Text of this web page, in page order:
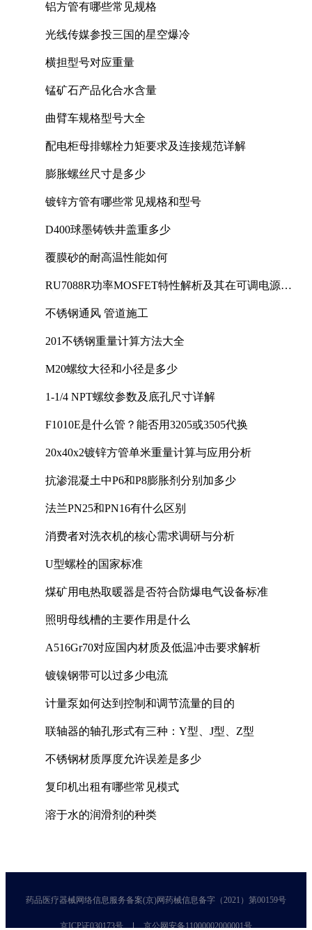
铝方管有哪些常见规格
光线传媒参投三国的星空爆冷
横担型号对应重量
锰矿石产品化合水含量
曲臂车规格型号大全
配电柜母排螺栓力矩要求及连接规范详解
膨胀螺丝尺寸是多少
镀锌方管有哪些常见规格和型号
D400球墨铸铁井盖重多少
覆膜砂的耐高温性能如何
RU7088R功率MOSFET特性解析及其在可调电源设
不锈钢通风 管道施工
201不锈钢重量计算方法大全
M20螺纹大径和小径是多少
1-1/4 NPT螺纹参数及底孔尺寸详解
F1010E是什么管？能否用3205或3505代换
20x40x2镀锌方管单米重量计算与应用分析
抗渗混凝土中P6和P8膨胀剂分别加多少
法兰PN25和PN16有什么区别
消费者对洗衣机的核心需求调研与分析
U型螺栓的国家标准
煤矿用电热取暖器是否符合防爆电气设备标准
照明母线槽的主要作用是什么
A516Gr70对应国内材质及低温冲击要求解析
镀镍钢带可以过多少电流
计量泵如何达到控制和调节流量的目的
联轴器的轴孔形式有三种：Y型、J型、Z型
不锈钢材质厚度允许误差是多少
复印机出租有哪些常见模式
溶于水的润滑剂的种类
药品医疗器械网络信息服务备案(京)网药械信息备字（2021）第00159号
京ICP证030173号 京公网安备11000002000001号